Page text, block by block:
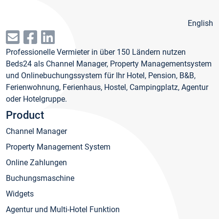
English
Professionelle Vermieter in über 150 Ländern nutzen
Beds24 als Channel Manager, Property Managementsystem
und Onlinebuchungssystem für Ihr Hotel, Pension, B&B,
Ferienwohnung, Ferienhaus, Hostel, Campingplatz, Agentur
oder Hotelgruppe.
Product
Channel Manager
Property Management System
Online Zahlungen
Buchungsmaschine
Widgets
Agentur und Multi-Hotel Funktion